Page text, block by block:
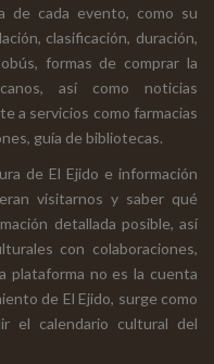
de cada evento, como su
clasificación, duración,
formas de comprar la
así como noticias
a servicios como farmacias
guía de bibliotecas.
de El Ejido e información
visitarnos y saber qué
detallada posible, así
con colaboraciones,
plataforma no es la cuenta
de El Ejido, surge como
el calendario cultural del